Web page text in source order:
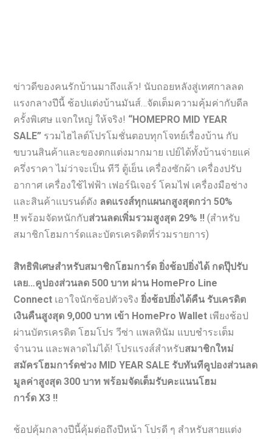
ข่าวดีของคนรักบ้านมาถึงแล้ว! นับถอยหลังสู่เทศกาลลด
แรงกลางปีนี้ ช้อปแต่งบ้านมันส์…จัดเต็มความคุ้มค่ากับดีล
ครั้งพิเศษ แจกใหญ่ ให้จริง! “HOMEPRO MID YEAR
SALE” รวมไฮไลต์โปรโมชั่นตอบทุกโจทย์เรื่องบ้าน กับ
ขบวนสินค้าและของตกแต่งมากมาย เปย์ได้ทั้งบ้านจ่ายแค่
ครึ่งราคา ไม่ว่าจะเป็น ทีวี ตู้เย็น เครื่องซักผ้า เครื่องปรับ
อากาศ เครื่องใช้ไฟฟ้า เฟอร์นิเจอร์ โคมไฟ เครื่องมือช่าง
และสินค้าแบรนด์ดัง ลดแรงส์ทุกแผนกสูงสุดกว่า50%
!! พร้อมจัดหนักกับส่วนลดเพิ่มรวมสูงสุด 29% !! (สำหรับ
สมาชิกโฮมการ์ดและบัตรเครดิตที่ร่วมรายการ)
สิทธิพิเศษสำหรับสมาชิกโฮมการ์ด ยิ่งช้อปยิ่งได้ กดปุ๊ปรับ
เลย…คูปองส่วนลด500 บาท ผ่าน HomePro Line
Connect เอาใจนักช้อปตัวจริงยิ่งช้อปยิ่งได้คืน รับเครดิต
เงินคืนสูงสุด 9,000 บาท เข้า HomePro Wallet เพียงช้อป
ผ่านบัตรเครดิต โฮมโปร วีซ่า แพลทินัม แบบชำระเต็ม
จำนวน และพลาดไม่ได้! โปรแรงส์สำหรับสมาชิกใหม่
สมัครโฮมการ์ดช่วง MID YEAR SALE รับทันทีคูปองส่วนลด
มูลค่าสูงสุด300 บาท พร้อมจัดเต็มรับคะแนนโฮม
การ์ดX3 !!
ช้อปคุ้มกลางปีนี้คุ้มต่อถึงปีหน้า โปรดี ๆ สำหรับสายแต่ง